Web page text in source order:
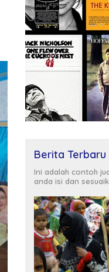
Berita Terbaru
Ini adalah contoh
anda isi dan